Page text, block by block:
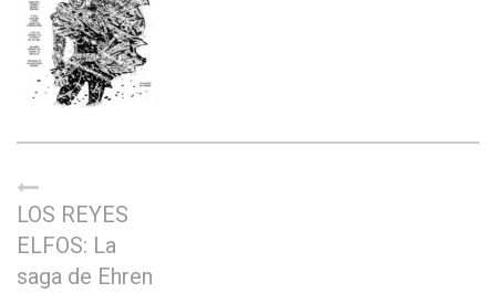
LOS REYES
ELFOS: La
saga de Ehren